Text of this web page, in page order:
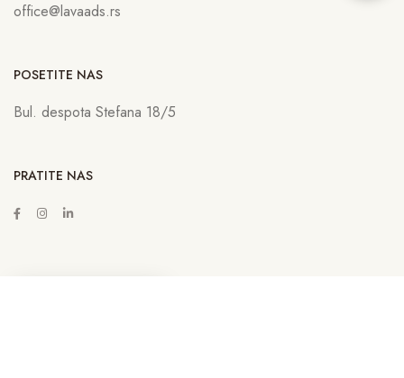
office@lavaads.rs
POSETITE NAS
Bul. despota Stefana 18/5
PRATITE NAS